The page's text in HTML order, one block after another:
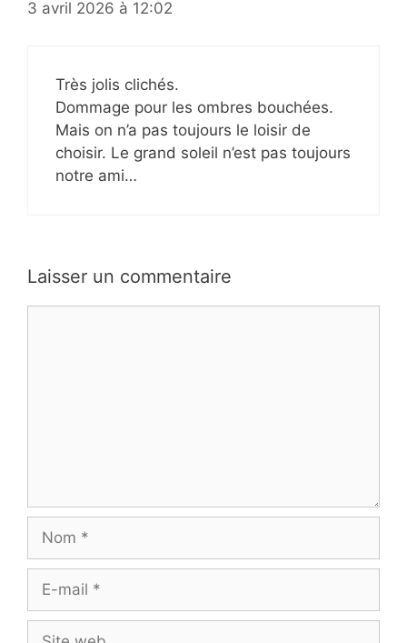
3 avril 2026 à 12:02
Très jolis clichés.
Dommage pour les ombres bouchées.
Mais on n’a pas toujours le loisir de
choisir. Le grand soleil n’est pas toujours
notre ami…
Laisser un commentaire
Nom
Site